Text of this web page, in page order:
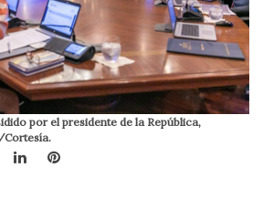
por el presidente de la República,
LinkedInPinterest